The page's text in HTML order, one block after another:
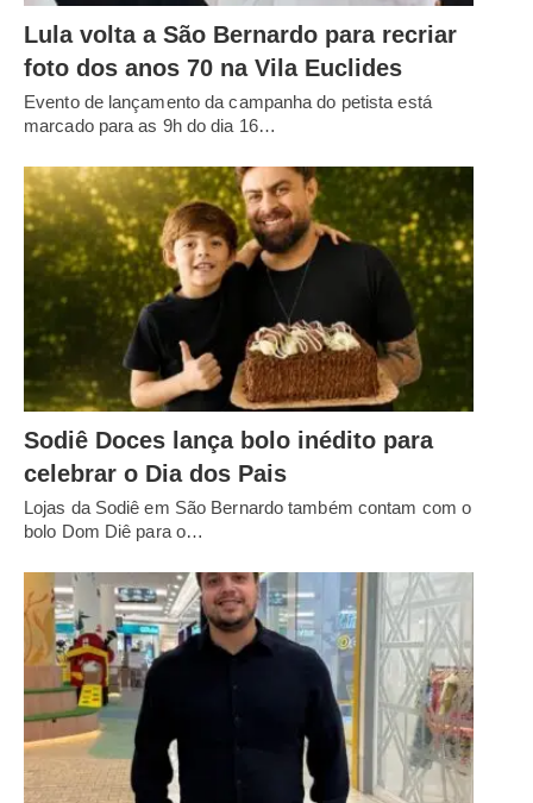
Lula volta a São Bernardo para recriar
foto dos anos 70 na Vila Euclides
Evento de lançamento da campanha do petista está
marcado para as 9h do dia 16…
Sodiê Doces lança bolo inédito para
celebrar o Dia dos Pais
Lojas da Sodiê em São Bernardo também contam com o
bolo Dom Diê para o…